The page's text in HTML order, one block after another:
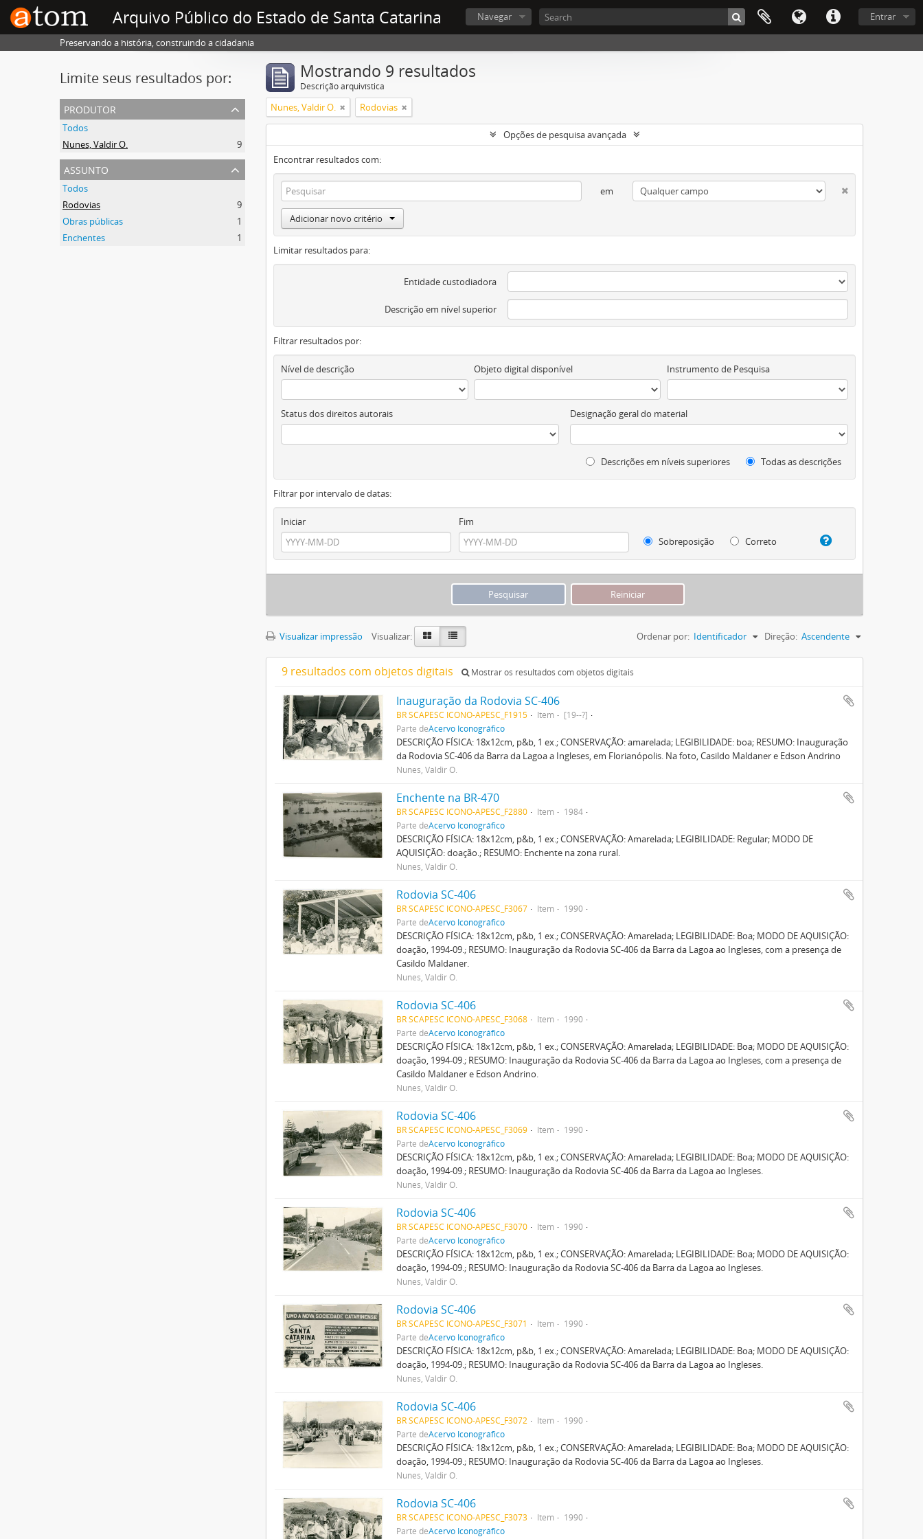
Arquivo Público do Estado de Santa Catarina Entrar
Navegar
Preservando a história, construindo a cidadania
Limite seus resultados por:
produtor
Todos
Nunes, Valdir O.
9
assunto
Todos
Rodovias
9
Obras públicas
1
Enchentes
1
Mostrando 9 resultados
Descrição arquivística
Nunes, Valdir O. Rodovias
Opções de pesquisa avançada
Encontrar resultados com:
em
Adicionar novo critério
Limitar resultados para:
Entidade custodiadora
Descrição em nível superior
Filtrar resultados por:
Nível de descrição Objeto digital disponível Instrumento de Pesquisa
Status dos direitos autorais Designação geral do material
Descrições em níveis superiores Todas as descrições
Filtrar por intervalo de datas:
Iniciar
Fim
Sobreposição
Correto
Visualizar impressão Visualizar: Ordenar por: Identificador Direção: Ascendente
9 resultados com objetos digitais Mostrar os resultados com objetos digitais
Inauguração da Rodovia SC-406
BR SCAPESC ICONO-APESC_F1915 Item
[19--?]
Parte deAcervo Iconográfico
DESCRIÇÃO FÍSICA: 18x12cm, p&b, 1 ex.; CONSERVAÇÃO: amarelada; LEGIBILIDADE: boa; RESUMO: Inauguração
da Rodovia SC-406 da Barra da Lagoa a Ingleses, em Florianópolis. Na foto, Casildo Maldaner e Edson Andrino
Nunes, Valdir O.
Enchente na BR-470
BR SCAPESC ICONO-APESC_F2880 Item
1984
Parte deAcervo Iconográfico
DESCRIÇÃO FÍSICA: 18x12cm, p&b, 1 ex.; CONSERVAÇÃO: Amarelada; LEGIBILIDADE: Regular; MODO DE
AQUISIÇÃO: doação.; RESUMO: Enchente na zona rural.
Nunes, Valdir O.
Rodovia SC-406
BR SCAPESC ICONO-APESC_F3067 Item
1990
Parte deAcervo Iconográfico
DESCRIÇÃO FÍSICA: 18x12cm, p&b, 1 ex.; CONSERVAÇÃO: Amarelada; LEGIBILIDADE: Boa; MODO DE AQUISIÇÃO:
doação, 1994-09.; RESUMO: Inauguração da Rodovia SC-406 da Barra da Lagoa ao Ingleses, com a presença de
Casildo Maldaner.
Nunes, Valdir O.
Rodovia SC-406
BR SCAPESC ICONO-APESC_F3068 Item
1990
Parte deAcervo Iconográfico
DESCRIÇÃO FÍSICA: 18x12cm, p&b, 1 ex.; CONSERVAÇÃO: Amarelada; LEGIBILIDADE: Boa; MODO DE AQUISIÇÃO:
doação, 1994-09.; RESUMO: Inauguração da Rodovia SC-406 da Barra da Lagoa ao Ingleses, com a presença de
Casildo Maldaner e Edson Andrino.
Nunes, Valdir O.
Rodovia SC-406
BR SCAPESC ICONO-APESC_F3069 Item
1990
Parte deAcervo Iconográfico
DESCRIÇÃO FÍSICA: 18x12cm, p&b, 1 ex.; CONSERVAÇÃO: Amarelada; LEGIBILIDADE: Boa; MODO DE AQUISIÇÃO:
doação, 1994-09.; RESUMO: Inauguração da Rodovia SC-406 da Barra da Lagoa ao Ingleses.
Nunes, Valdir O.
Rodovia SC-406
BR SCAPESC ICONO-APESC_F3070 Item
1990
Parte deAcervo Iconográfico
DESCRIÇÃO FÍSICA: 18x12cm, p&b, 1 ex.; CONSERVAÇÃO: Amarelada; LEGIBILIDADE: Boa; MODO DE AQUISIÇÃO:
doação, 1994-09.; RESUMO: Inauguração da Rodovia SC-406 da Barra da Lagoa ao Ingleses.
Nunes, Valdir O.
Rodovia SC-406
BR SCAPESC ICONO-APESC_F3071 Item
1990
Parte deAcervo Iconográfico
DESCRIÇÃO FÍSICA: 18x12cm, p&b, 1 ex.; CONSERVAÇÃO: Amarelada; LEGIBILIDADE: Boa; MODO DE AQUISIÇÃO:
doação, 1994-09.; RESUMO: Inauguração da Rodovia SC-406 da Barra da Lagoa ao Ingleses.
Nunes, Valdir O.
Rodovia SC-406
BR SCAPESC ICONO-APESC_F3072 Item
1990
Parte deAcervo Iconográfico
DESCRIÇÃO FÍSICA: 18x12cm, p&b, 1 ex.; CONSERVAÇÃO: Amarelada; LEGIBILIDADE: Boa; MODO DE AQUISIÇÃO:
doação, 1994-09.; RESUMO: Inauguração da Rodovia SC-406 da Barra da Lagoa ao Ingleses.
Nunes, Valdir O.
Rodovia SC-406
BR SCAPESC ICONO-APESC_F3073 Item
1990
Parte deAcervo Iconográfico